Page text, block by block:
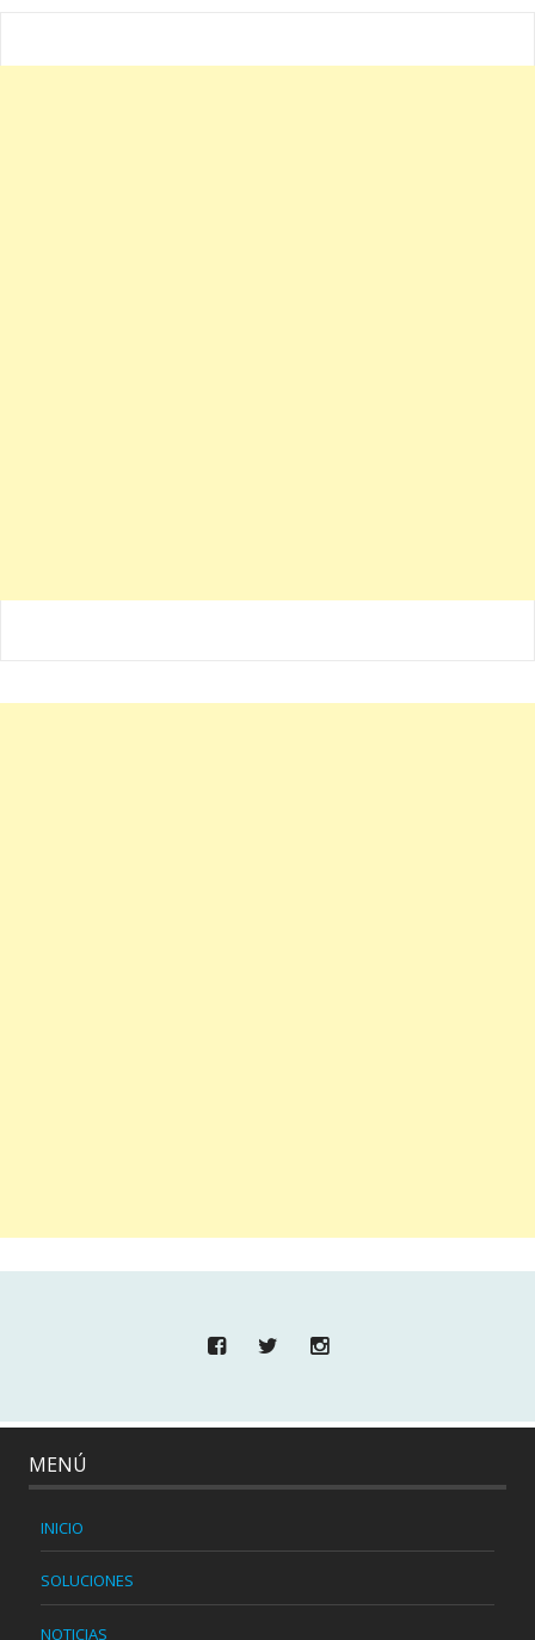
MENÚ
INICIO
SOLUCIONES
NOTICIAS